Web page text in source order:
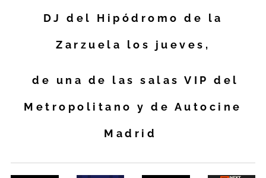
DJ del Hipódromo de la
Zarzuela los jueves,
de una de las salas VIP del
Metropolitano y de Autocine
Madrid